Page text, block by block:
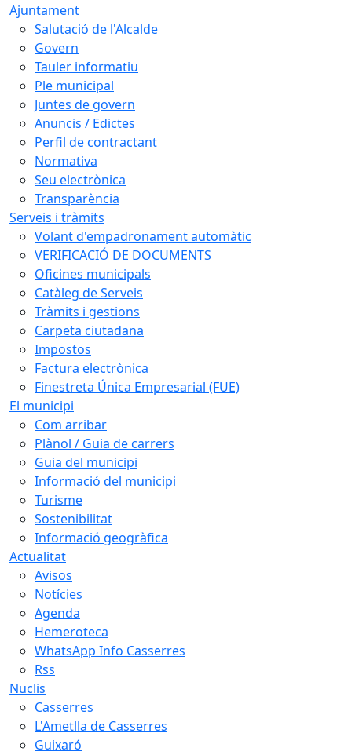
Ajuntament
Salutació de l'Alcalde
Govern
Tauler informatiu
Ple municipal
Juntes de govern
Anuncis / Edictes
Perfil de contractant
Normativa
Seu electrònica
Transparència
Serveis i tràmits
Volant d'empadronament automàtic
VERIFICACIÓ DE DOCUMENTS
Oficines municipals
Catàleg de Serveis
Tràmits i gestions
Carpeta ciutadana
Impostos
Factura electrònica
Finestreta Única Empresarial (FUE)
El municipi
Com arribar
Plànol / Guia de carrers
Guia del municipi
Informació del municipi
Turisme
Sostenibilitat
Informació geogràfica
Actualitat
Avisos
Notícies
Agenda
Hemeroteca
WhatsApp Info Casserres
Rss
Nuclis
Casserres
L'Ametlla de Casserres
Guixaró